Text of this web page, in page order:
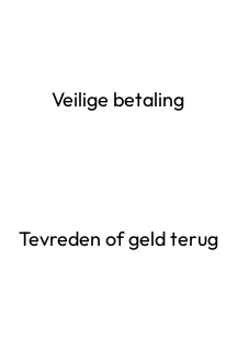
Veilige betaling
Tevreden of geld terug